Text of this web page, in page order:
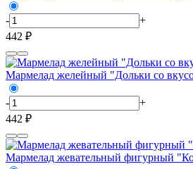
-
+
442 ₽
Мармелад желейный "Дольки со
-
+
442 ₽
Мармелад жевательный фигурный